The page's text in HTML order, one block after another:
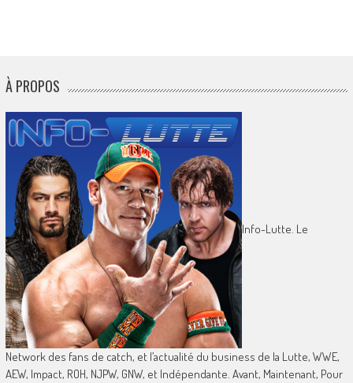
À PROPOS
Info-Lutte. Le
Network des fans de catch, et l’actualité du business de la Lutte, WWE,
AEW, Impact, ROH, NJPW, GNW, et Indépendante. Avant, Maintenant, Pour